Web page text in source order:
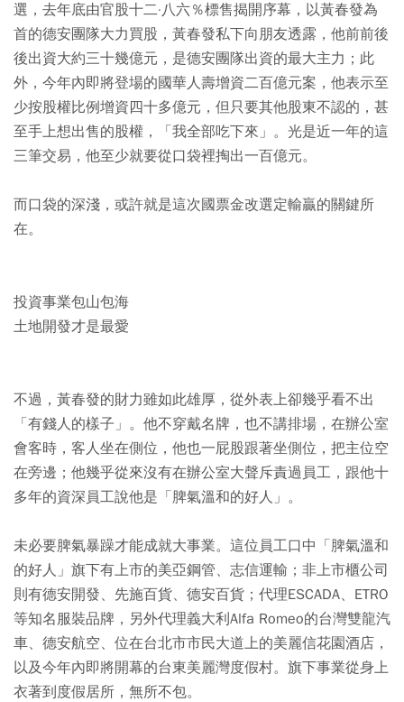
選，去年底由官股十二·八六％標售揭開序幕，以黃春發為
首的德安團隊大力買股，黃春發私下向朋友透露，他前前後
後出資大約三十幾億元，是德安團隊出資的最大主力；此
外，今年內即將登場的國華人壽增資二百億元案，他表示至
少按股權比例增資四十多億元，但只要其他股東不認的，甚
至手上想出售的股權，「我全部吃下來」。光是近一年的這
三筆交易，他至少就要從口袋裡掏出一百億元。
而口袋的深淺，或許就是這次國票金改選定輸贏的關鍵所
在。
投資事業包山包海
土地開發才是最愛
不過，黃春發的財力雖如此雄厚，從外表上卻幾乎看不出
「有錢人的樣子」。他不穿戴名牌，也不講排場，在辦公室
會客時，客人坐在側位，他也一屁股跟著坐側位，把主位空
在旁邊；他幾乎從來沒有在辦公室大聲斥責過員工，跟他十
多年的資深員工說他是「脾氣溫和的好人」。
未必要脾氣暴躁才能成就大事業。這位員工口中「脾氣溫和
的好人」旗下有上市的美亞鋼管、志信運輸；非上市櫃公司
則有德安開發、先施百貨、德安百貨；代理ESCADA、ETRO
等知名服裝品牌，另外代理義大利Alfa Romeo的台灣雙龍汽
車、德安航空、位在台北市市民大道上的美麗信花園酒店，
以及今年內即將開幕的台東美麗灣度假村。旗下事業從身上
衣著到度假居所，無所不包。